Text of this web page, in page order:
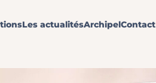
Les actualitésArchipelContact